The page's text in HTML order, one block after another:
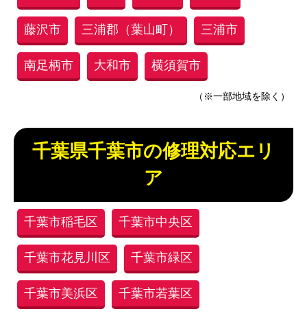
藤沢市 三浦郡（葉山町） 三浦市
南足柄市 大和市 横須賀市
（※一部地域を除く）
千葉県千葉市の修理対応エリ
ア
千葉市稲毛区 千葉市中央区
千葉市花見川区 千葉市緑区
千葉市美浜区 千葉市若葉区